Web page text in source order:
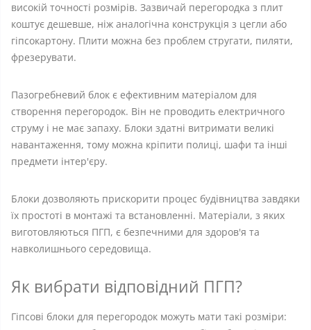
високій точності розмірів. Зазвичай перегородка з плит
коштує дешевше, ніж аналогічна конструкція з цегли або
гіпсокартону. Плити можна без проблем стругати, пиляти,
фрезерувати.
Пазогребневий блок є ефективним матеріалом для
створення перегородок. Він не проводить електричного
струму і не має запаху. Блоки здатні витримати великі
навантаження, тому можна кріпити полиці, шафи та інші
предмети інтер'єру.
Блоки дозволяють прискорити процес будівництва завдяки
їх простоті в монтажі та встановленні. Матеріали, з яких
виготовляються ПГП, є безпечними для здоров'я та
навколишнього середовища.
Як вибрати відповідний ПГП?
Гіпсові блоки для перегородок можуть мати такі розміри: